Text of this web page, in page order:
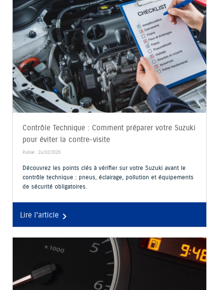
Contrôle Technique : Comment préparer votre Suzuki
pour éviter la contre-visite
Publié : 24/02/2026
Découvrez les points clés à vérifier sur votre Suzuki avant le
contrôle technique : pneus, éclairage, pollution et équipements
de sécurité obligatoires.
Lire l'article 